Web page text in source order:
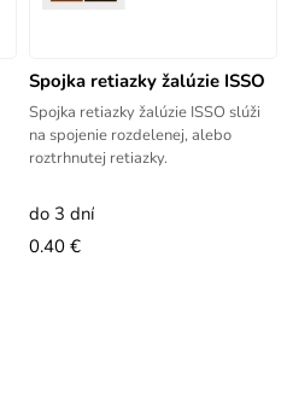
Spojka retiazky žalúzie ISSO
Spojka retiazky žalúzie ISSO slúži
na spojenie rozdelenej, alebo
roztrhnutej retiazky.
do 3 dní
0.40 €